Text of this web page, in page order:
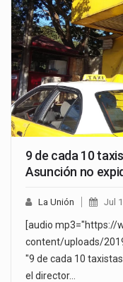
9 de cada 10
Asunción no
La Unión Jul
[audio mp3="https://
content/uploads/
"9 de cada 10
el director…